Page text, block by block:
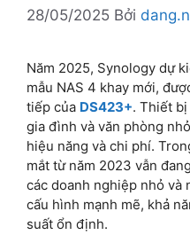
28/05/2025 Bởi
Năm 2025, Synology dự
mẫu NAS 4 khay mới,
tiếp của DS423+. Thiết
gia đình và văn phòng
hiệu năng và chi phí.
mắt từ năm 2023 vẫn
các doanh nghiệp nhỏ và
cấu hình mạnh mẽ, khả
suất ổn định.